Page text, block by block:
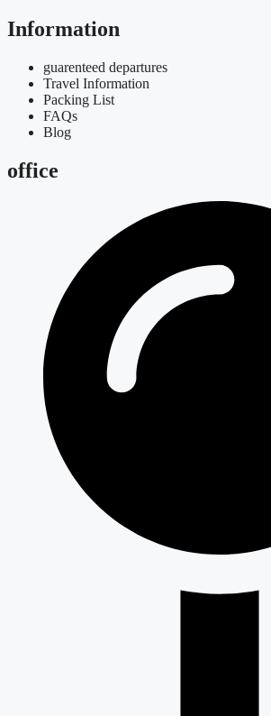
Information
guarenteed departures
Travel Information
Packing List
FAQs
Blog
office